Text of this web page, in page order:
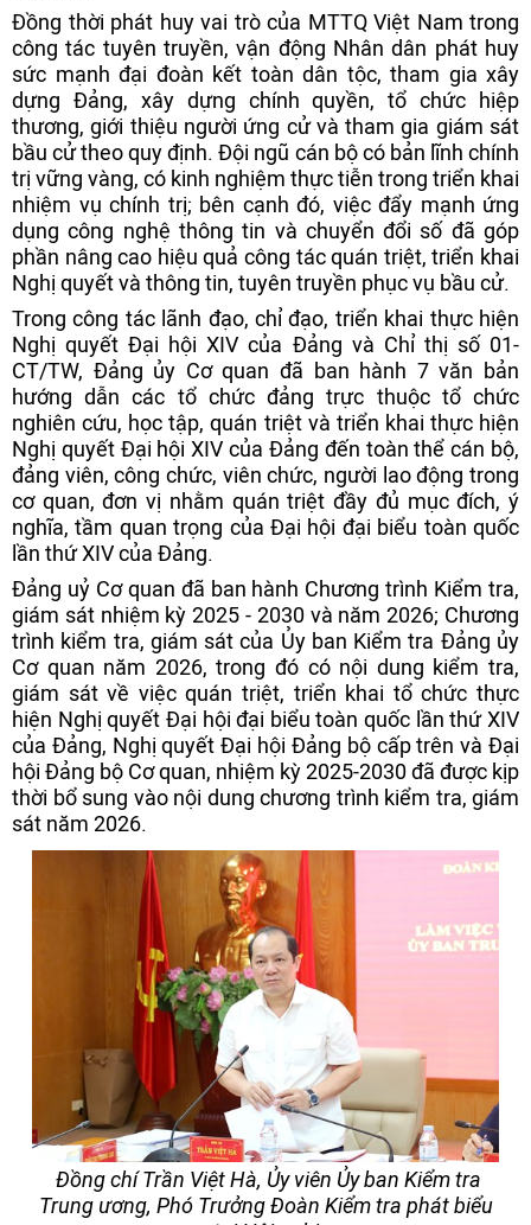
Đồng thời phát huy vai trò của MTTQ Việt Nam trong
công tác tuyên truyền, vận động Nhân dân phát huy
sức mạnh đại đoàn kết toàn dân tộc, tham gia xây
dựng Đảng, xây dựng chính quyền, tổ chức hiệp
thương, giới thiệu người ứng cử và tham gia giám sát
bầu cử theo quy định. Đội ngũ cán bộ có bản lĩnh chính
trị vững vàng, có kinh nghiệm thực tiễn trong triển khai
nhiệm vụ chính trị; bên cạnh đó, việc đẩy mạnh ứng
dụng công nghệ thông tin và chuyển đổi số đã góp
phần nâng cao hiệu quả công tác quán triệt, triển khai
Nghị quyết và thông tin, tuyên truyền phục vụ bầu cử.
Trong công tác lãnh đạo, chỉ đạo, triển khai thực hiện
Nghị quyết Đại hội XIV của Đảng và Chỉ thị số 01-
CT/TW, Đảng ủy Cơ quan đã ban hành 7 văn bản
hướng dẫn các tổ chức đảng trực thuộc tổ chức
nghiên cứu, học tập, quán triệt và triển khai thực hiện
Nghị quyết Đại hội XIV của Đảng đến toàn thể cán bộ,
đảng viên, công chức, viên chức, người lao động trong
cơ quan, đơn vị nhằm quán triệt đầy đủ mục đích, ý
nghĩa, tầm quan trọng của Đại hội đại biểu toàn quốc
lần thứ XIV của Đảng.
Đảng uỷ Cơ quan đã ban hành Chương trình Kiểm tra,
giám sát nhiệm kỳ 2025 - 2030 và năm 2026; Chương
trình kiểm tra, giám sát của Ủy ban Kiểm tra Đảng ủy
Cơ quan năm 2026, trong đó có nội dung kiểm tra,
giám sát về việc quán triệt, triển khai tổ chức thực
hiện Nghị quyết Đại hội đại biểu toàn quốc lần thứ XIV
của Đảng, Nghị quyết Đại hội Đảng bộ cấp trên và Đại
hội Đảng bộ Cơ quan, nhiệm kỳ 2025-2030 đã được kịp
thời bổ sung vào nội dung chương trình kiểm tra, giám
sát năm 2026.
Đồng chí Trần Việt Hà, Ủy viên Ủy ban Kiểm tra
Trung ương, Phó Trưởng Đoàn Kiểm tra phát biểu